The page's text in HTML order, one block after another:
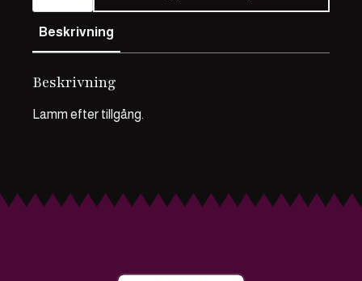
Beskrivning
Beskrivning
Lamm efter tillgång.